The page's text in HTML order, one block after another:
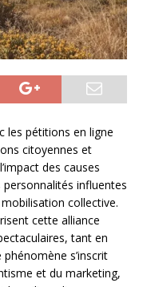
les pétitions en ligne
citoyennes et
des causes
influentes
collective.
cette alliance
tant en
s’inscrit
et du marketing,